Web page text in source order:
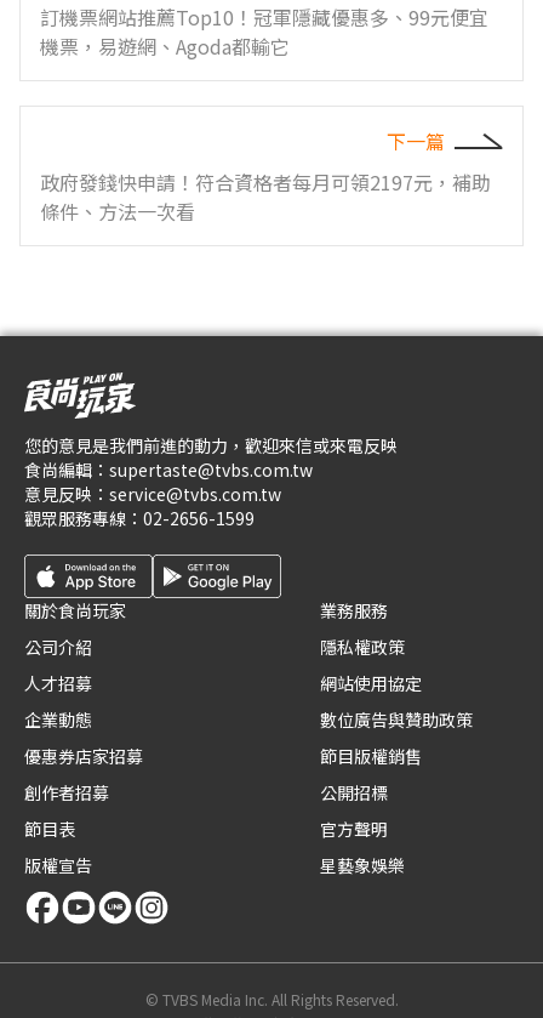
訂機票網站推薦Top10！冠軍隱藏優惠多、99元便宜
機票，易遊網、Agoda都輸它
下一篇
政府發錢快申請！符合資格者每月可領2197元，補助
條件、方法一次看
您的意見是我們前進的動力，歡迎來信或來電反映
食尚編輯： supertaste@tvbs.com.tw
意見反映： service@tvbs.com.tw
觀眾服務專線： 02-2656-1599
關於食尚玩家
公司介紹
人才招募
企業動態
優惠券店家招募
創作者招募
節目表
版權宣告
業務服務
隱私權政策
網站使用協定
數位廣告與贊助政策
節目版權銷售
公開招標
官方聲明
星藝象娛樂
© TVBS Media Inc. All Rights Reserved.